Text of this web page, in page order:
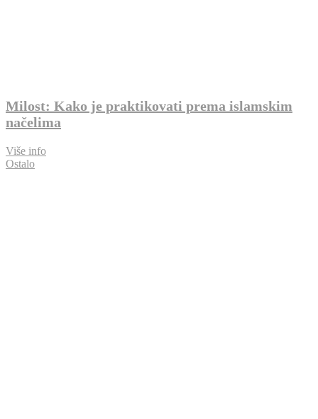
Milost: Kako je praktikovati prema islamskim
načelima
Više info
Ostalo